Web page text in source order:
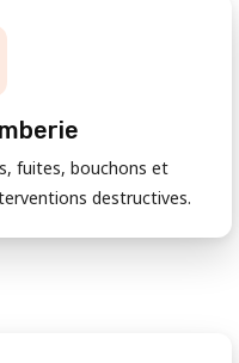
fuites, bouchons et
destructives.